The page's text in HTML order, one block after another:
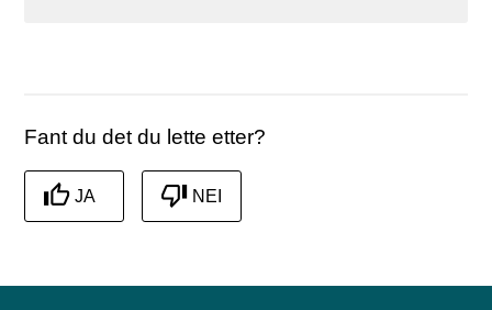
Fant du det du lette etter?
JA NEI